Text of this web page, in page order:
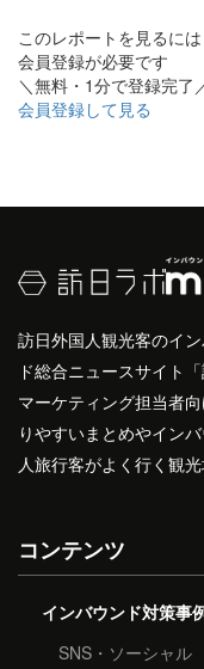
このレポートを見るには
会員登録が必要です
＼無料・1分で登録完了
会員登録して見る
訪日外国人観光客のイ
ド総合ニュースサイト
マーケティング担当者
りやすいまとめやイン
人旅行客がよく行く観
コンテンツ
インバウンド対策事
SNS・ソーシャル